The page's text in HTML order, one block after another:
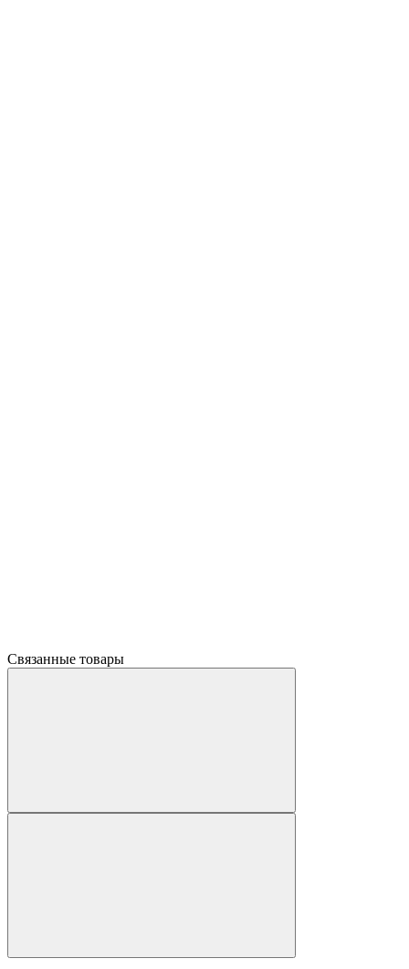
Связанные товары